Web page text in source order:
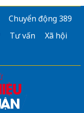
Chuyển động 389
Tư vấn
Xã hội